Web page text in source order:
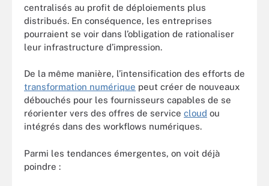
centralisés au profit de déploiements plus
distribués. En conséquence, les entreprises
pourraient se voir dans l’obligation de rationaliser
leur infrastructure d’impression.
De la même manière, l’intensification des efforts de
transformation numérique peut créer de nouveaux
débouchés pour les fournisseurs capables de se
réorienter vers des offres de service cloud ou
intégrés dans des workflows numériques.
Parmi les tendances émergentes, on voit déjà
poindre :